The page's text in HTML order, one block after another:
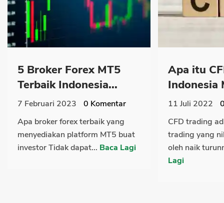
5 Broker Forex MT5
Terbaik Indonesia...
7 Februari 2023 0 Komentar
Apa broker forex terbaik yang
menyediakan platform MT5 buat
investor Tidak dapat... Baca Lagi
Apa itu
Indonesia
11 Juli 2022
CFD trading
trading yang
oleh naik
Lagi